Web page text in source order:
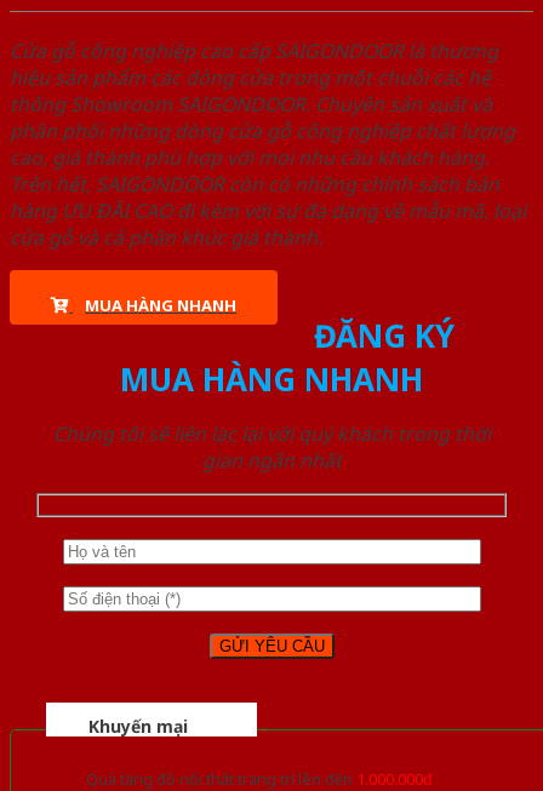
Cửa gỗ công nghiệp cao cấp SAIGONDOOR là thương
hiệu sản phẩm các dòng cửa trong một chuỗi các hệ
thống Showroom SAIGONDOOR. Chuyên sản xuất và
phân phối những dòng cửa gỗ công nghiệp chất lượng
cao, giá thành phù hợp với mọi nhu cầu khách hàng.
Trên hết, SAIGONDOOR còn có những chính sách bán
hàng ƯU ĐÃI CAO đi kèm với sự đa dạng về mẫu mã, loại
cửa gỗ và cả phân khúc giá thành.
MUA HÀNG NHANH
ĐĂNG KÝ
MUA HÀNG NHANH
Chúng tôi sẽ liên lạc lại với quý khách trong thời
gian ngắn nhất
Khuyến mại
Quà tặng đồ nội thất trang trí lên đến 1.000.000đ